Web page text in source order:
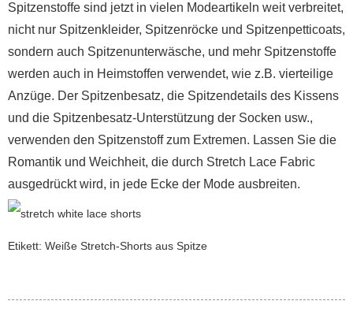
Spitzenstoffe sind jetzt in vielen Modeartikeln weit verbreitet,
nicht nur Spitzenkleider, Spitzenröcke und Spitzenpetticoats,
sondern auch Spitzenunterwäsche, und mehr Spitzenstoffe
werden auch in Heimstoffen verwendet, wie z.B. vierteilige
Anzüge. Der Spitzenbesatz, die Spitzendetails des Kissens
und die Spitzenbesatz-Unterstützung der Socken usw.,
verwenden den Spitzenstoff zum Extremen. Lassen Sie die
Romantik und Weichheit, die durch Stretch Lace Fabric
ausgedrückt wird, in jede Ecke der Mode ausbreiten.
Etikett: Weiße Stretch-Shorts aus Spitze